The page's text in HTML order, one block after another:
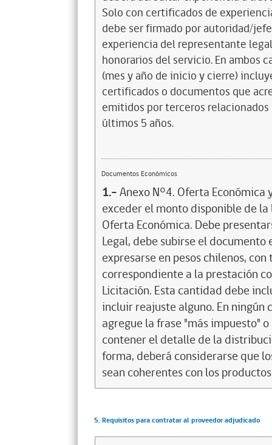
Solo con certificados de
debe ser firmado por autoridad/
experiencia del representante
honorarios del servicio. En ambos
(mes y año de inicio y cierre)
certificados o documentos que
emitidos por terceros
últimos 5 años.
Documentos Económicos
1.-Anexo N°4. Oferta
exceder el monto disponible de
Oferta Económica. Debe
Legal, debe subirse el
expresarse en pesos chilenos,
correspondiente a la prestación
Licitación. Esta cantidad debe
incluir reajuste alguno. En ningún
agregue la frase "más impuesto"
contener el detalle de la
forma, deberá considerarse que
sean coherentes con los
5. Requisitos para contratar al proveedor adjudicado